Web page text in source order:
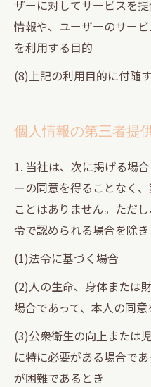
ザーに対してサービスを
情報や、ユーザーのサー
を利用する目的
(8)上記の利用目的に付随
個人情報の第三者提
1. 当社は、次に掲げる場
ーの同意を得ることなく
ことはありません。ただ
令で認められる場合を除き
(1)法令に基づく場合
(2)人の生命、身体または
場合であって、本人の同
(3)公衆衛生の向上または
に特に必要がある場合で
が困難であるとき